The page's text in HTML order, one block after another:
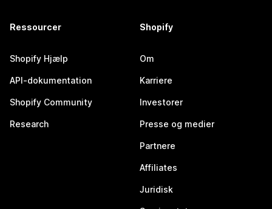
Ressourcer
Shopify Hjælp
API-dokumentation
Shopify Community
Research
Shopify
Om
Karriere
Investorer
Presse og medier
Partnere
Affiliates
Juridisk